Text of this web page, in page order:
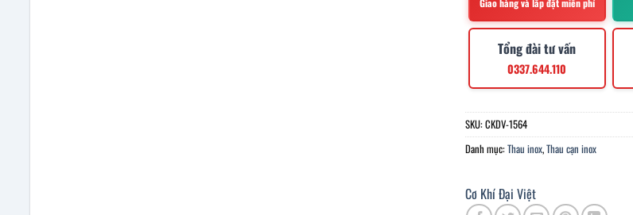
Giao hàng và lắp đặt miễn phí
Tổng đài tư vấn
0337.644.110
SKU:CKDV-1564
Danh mục:Thau inox,Thau cạn inox
Cơ Khí Đại Việt